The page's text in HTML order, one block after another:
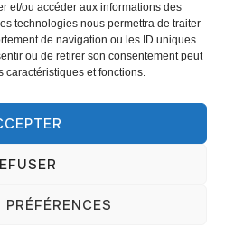
et/ou accéder aux informations des
technologies nous permettra de traiter
de navigation ou les ID uniques
ou de retirer son consentement peut
caractéristiques et fonctions.
ONG COEDADE. Tous droits